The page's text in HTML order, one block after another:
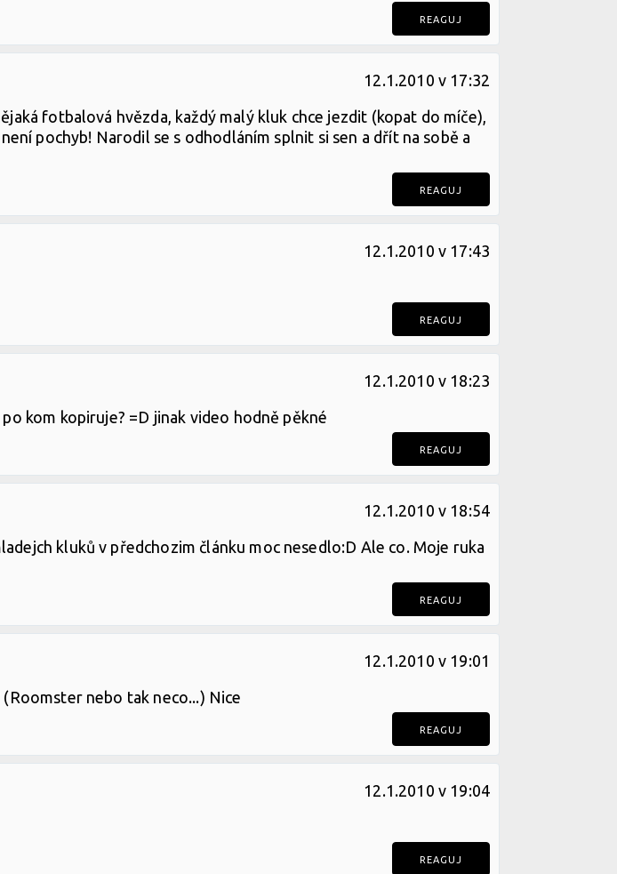
REAGUJ
12.1.2010 v 17:32
fotbalová hvězda, každý malý kluk chce jezdit (kopat do míče),
pochyb! Narodil se s odhodláním splnit si sen a dřít na sobě a
REAGUJ
12.1.2010 v 17:43
REAGUJ
12.1.2010 v 18:23
kom kopiruje? =D jinak video hodně pěkné
REAGUJ
12.1.2010 v 18:54
kluků v předchozim článku moc nesedlo:D Ale co. Moje ruka
REAGUJ
12.1.2010 v 19:01
(Roomster nebo tak neco...) Nice
REAGUJ
12.1.2010 v 19:04
REAGUJ